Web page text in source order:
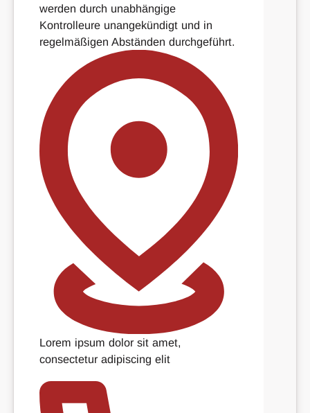
werden durch unabhängige
Kontrolleure unangekündigt und in
regelmäßigen Abständen durchgeführt.
Lorem ipsum dolor sit amet,
consectetur adipiscing elit